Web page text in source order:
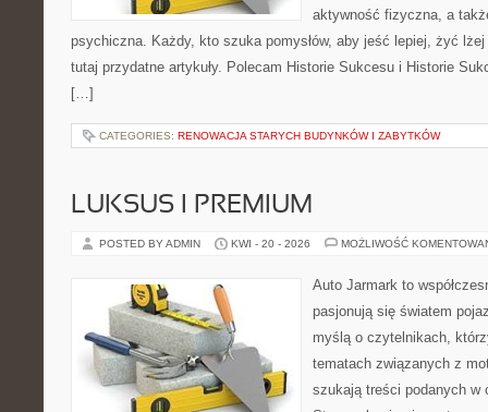
aktywność fizyczna, a
psychiczna. Każdy, kto szuka pomysłów, aby jeść lepiej, żyć
tutaj przydatne artykuły. Polecam Historie Sukcesu i Historie
[…]
CATEGORIES: RENOWACJA STARYCH BUDYNKÓW I ZABYTKÓW
LUKSUS I PREMIUM
POSTED BY ADMIN KWI - 20 - 2026 MOŻLIWOŚĆ
Auto Jarmark to
pasjonują się światem
myślą o czytelnikach,
tematach związanych z
szukają treści podanych